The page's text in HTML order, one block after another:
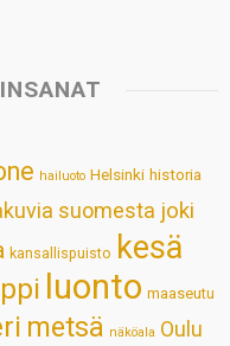
e
s
t
l
hailuoto Helsinki historia
suomesta joki
kansallispuisto kesä
luonto maaseutu
metsä näköala Oulu